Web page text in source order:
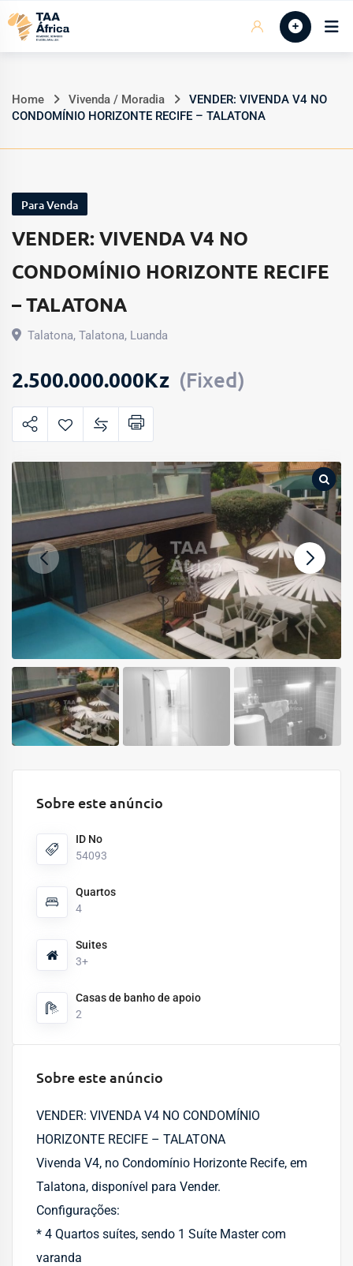
Skip
Início
Home Vivenda / Moradia
VENDER: VIVENDA V4 NO
CONDOMÍNIO HORIZONTE RECIFE – TALATONA
Para Venda
VENDER: VIVENDA V4 NO
CONDOMÍNIO HORIZONTE RECIFE
– TALATONA
Talatona, Talatona, Luanda
2.500.000.000Kz (Fixed)
Sobre este anúncio
ID No
54093
Quartos
4
Suites
3+
Casas de banho de apoio
2
Sobre este anúncio
VENDER: VIVENDA V4 NO CONDOMÍNIO
HORIZONTE RECIFE – TALATONA
Vivenda V4, no Condomínio Horizonte Recife, em
Talatona, disponível para Vender.
Configurações:
* 4 Quartos suítes, sendo 1 Suíte Master com
varanda